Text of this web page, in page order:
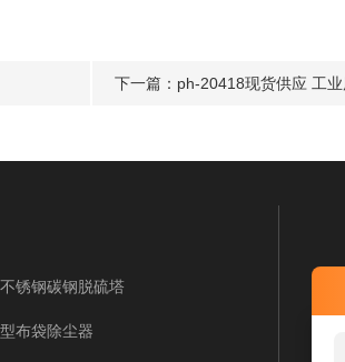
下一篇： ph-20418现货供应 工
锈钢碳钢脱硫塔
布袋除尘器